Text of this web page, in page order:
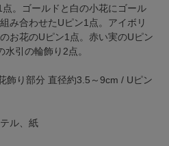
。ゴールドと白の小花にゴール
み合わせたUピン1点。アイボリ
お花のUピン1点。赤い実のUピン
引の輪飾り2点。
飾り部分 直径約3.5～9cm / Uピン
ル、紙